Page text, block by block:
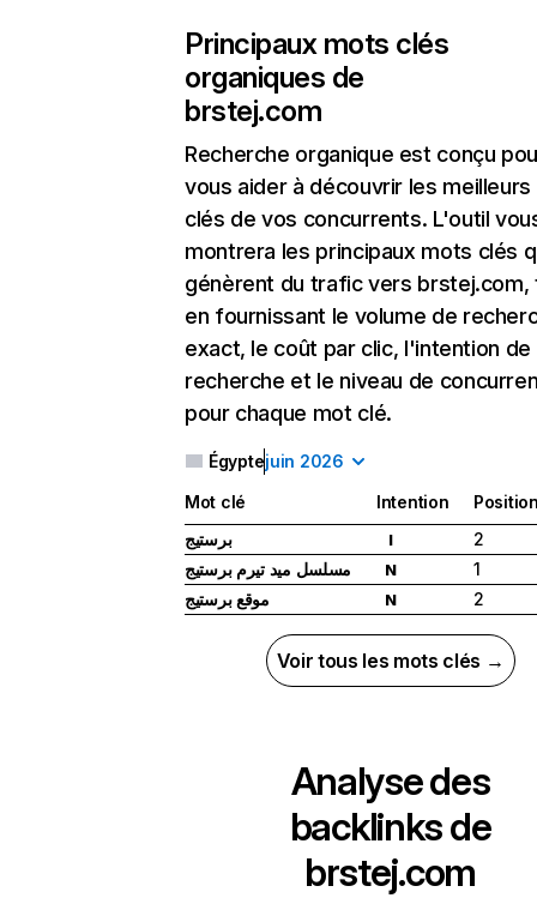
Principaux mots clés
organiques de
brstej.com
Recherche organique est conçu
vous aider à découvrir les
clés de vos concurrents. L'outil
montrera les principaux mots clés
génèrent du trafic vers brstej.com,
en fournissant le volume de
exact, le coût par clic, l'intention de
recherche et le niveau de
pour chaque mot clé.
Égyptejuin 2026
Mot clé Intention
برستيج
I
2
مسلسل ميد تيرم برستيج
N
1
موقع برستيج
N 2
Voir tous les mots clés →
Analyse des
backlinks de
brstej.com